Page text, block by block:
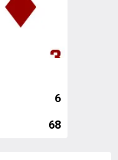
6
68